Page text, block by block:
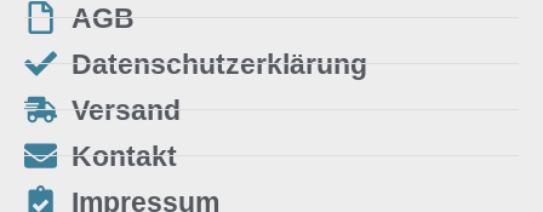
AGB
Datenschutzerklärung
Versand
Kontakt
Impressum